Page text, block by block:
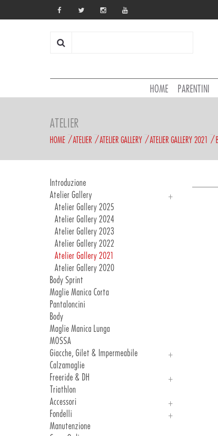
HOME PARENTINI
ATELIER
HOME ATELIER ATELIER GALLERY ATELIER GALLERY 2021
Introduzione
Atelier Gallery
Atelier Gallery 2025
Atelier Gallery 2024
Atelier Gallery 2023
Atelier Gallery 2022
Atelier Gallery 2021
Atelier Gallery 2020
Body Sprint
Maglie Manica Corta
Pantaloncini
Body
Maglie Manica Lunga
MOSSA
Giacche, Gilet & Impermeabile
Giacche
Gilet & Impermeabile
Calzamaglie
Freeride & DH
Freeride
DH
Triathlon
Accessori
Manicotti, Ginocchiere E Gambali
Guanti
Fondelli
Introduzione Fondelli
Manutenzione